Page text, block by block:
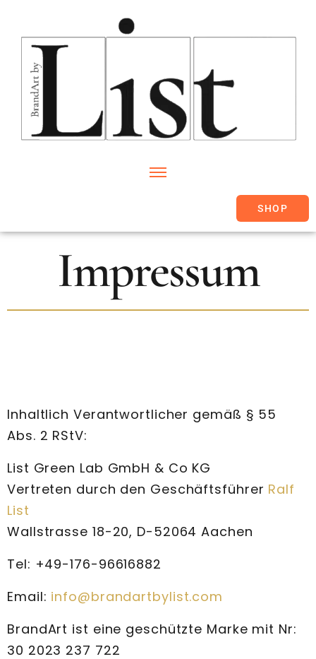
SHOP
Impressum
Inhaltlich Verantwortlicher gemäß § 55
Abs. 2 RStV:
List Green Lab GmbH & Co KG
Vertreten durch den Geschäftsführer Ralf
List
Wallstrasse 18-20, D-52064 Aachen
Tel: +49-176-96616882
Email: info@brandartbylist.com
BrandArt ist eine geschützte Marke mit Nr:
30 2023 237 722